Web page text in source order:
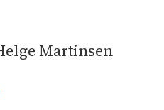
Martinsen